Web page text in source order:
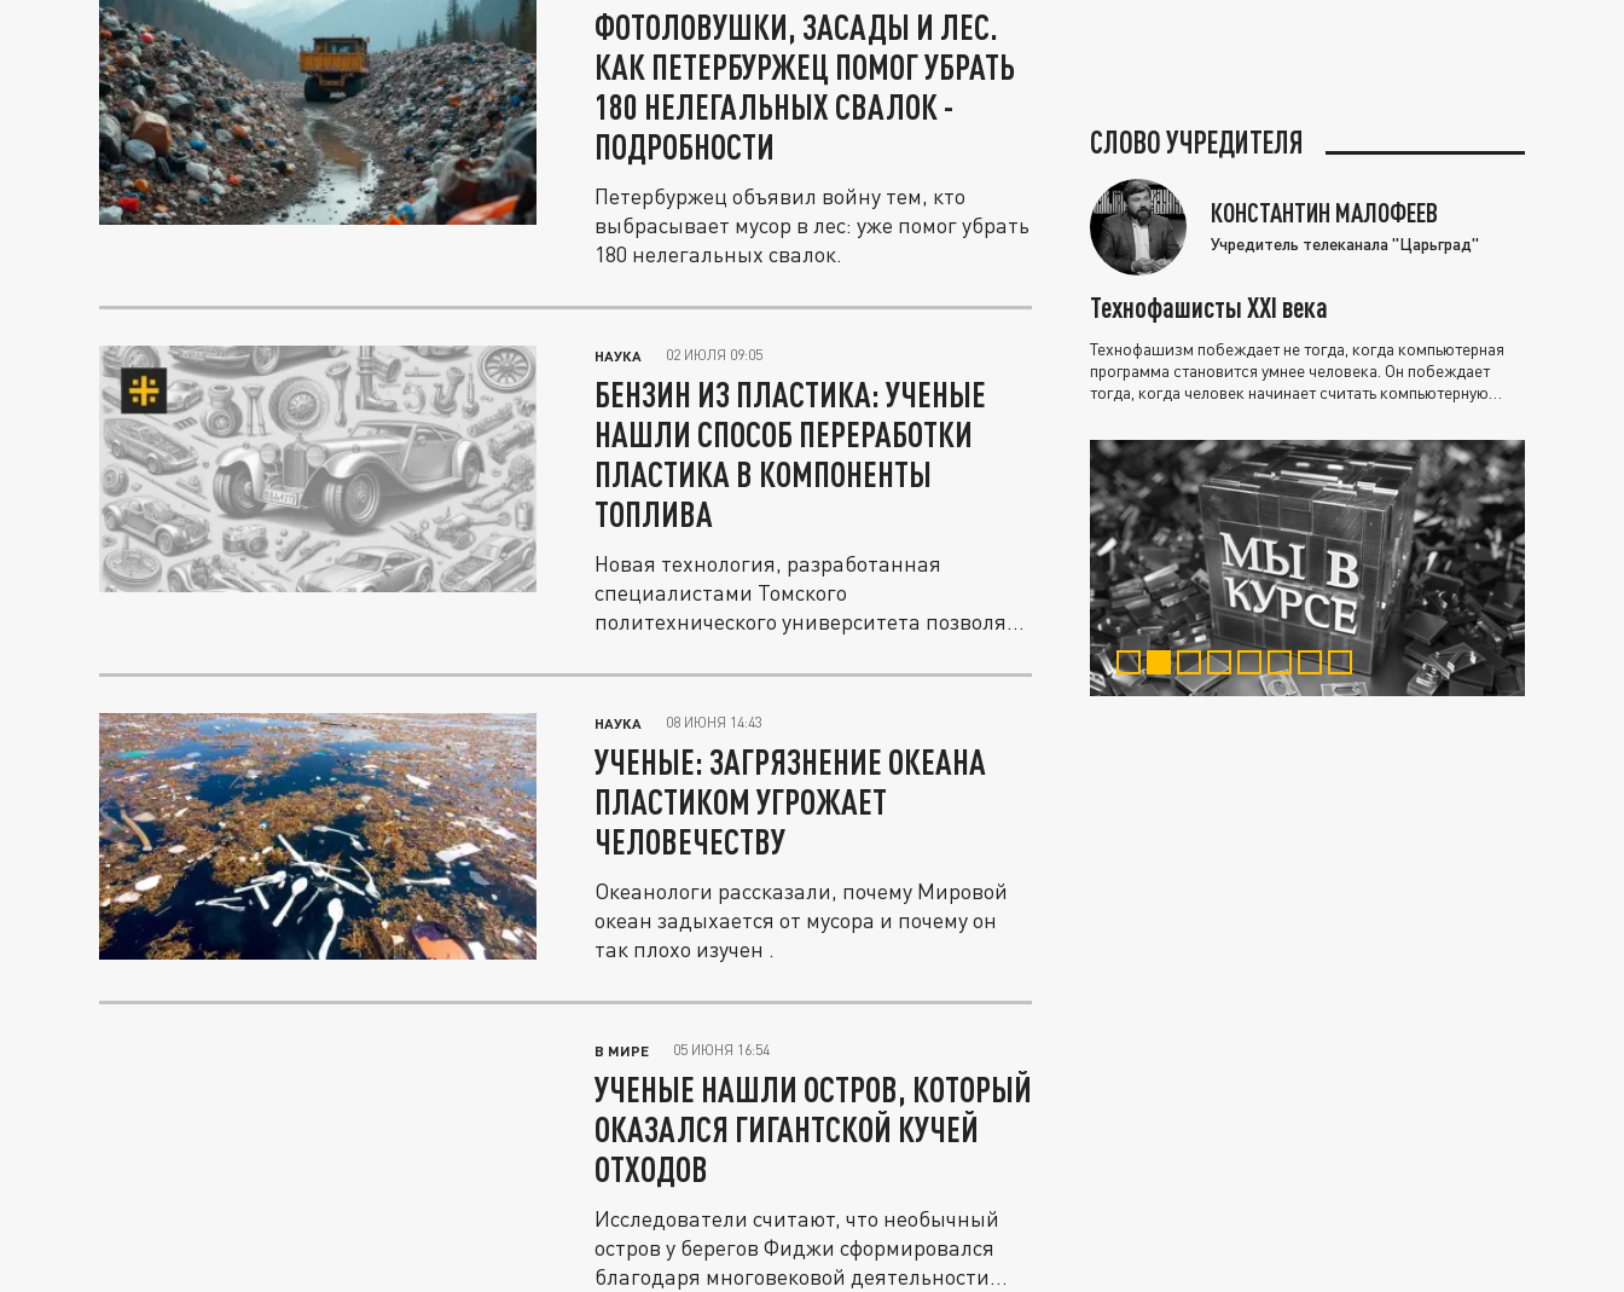
ФОТОЛОВУШКИ, ЗАСАДЫ И ЛЕС.
КАК ПЕТЕРБУРЖЕЦ ПОМОГ УБРАТЬ
180 НЕЛЕГАЛЬНЫХ СВАЛОК -
ПОДРОБНОСТИ
Петербуржец объявил войну тем, кто
выбрасывает мусор в лес: уже помог убрать
180 нелегальных свалок.
НАУКА 02 ИЮЛЯ 09:05
БЕНЗИН ИЗ ПЛАСТИКА: УЧЕНЫЕ
НАШЛИ СПОСОБ ПЕРЕРАБОТКИ
ПЛАСТИКА В КОМПОНЕНТЫ
ТОПЛИВА
Новая технология, разработанная
специалистами Томского
политехнического университета позволяет
НАУКА 08 ИЮНЯ 14:43
УЧЕНЫЕ: ЗАГРЯЗНЕНИЕ ОКЕАНА
ПЛАСТИКОМ УГРОЖАЕТ
ЧЕЛОВЕЧЕСТВУ
Океанологи рассказали, почему Мировой
океан задыхается от мусора и почему он
так плохо изучен .
В МИРЕ 05 ИЮНЯ 16:54
УЧЕНЫЕ НАШЛИ ОСТРОВ, КОТОРЫЙ
ОКАЗАЛСЯ ГИГАНТСКОЙ КУЧЕЙ
ОТХОДОВ
Исследователи считают, что необычный
остров у берегов Фиджи сформировался
благодаря многовековой деятельности...
СЛОВО УЧРЕДИТЕЛЯ
КОНСТАНТИН МАЛОФЕЕВ
Учредитель телеканала "Царьград"
Технофашисты XXI века
Технофашизм побеждает не тогда, когда компьютерная
программа становится умнее человека. Он побеждает
тогда, когда человек начинает считать компьютерную